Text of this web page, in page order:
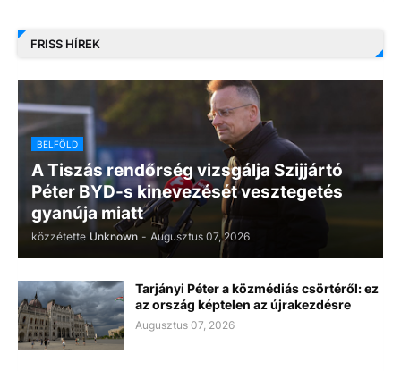
FRISS HÍREK
BELFÖLD
A Tiszás rendőrség vizsgálja Szijjártó
Péter BYD-s kinevezését vesztegetés
gyanúja miatt
közzétette Unknown - Augusztus 07, 2026
Tarjányi Péter a közmédiás csörtéről: ez
az ország képtelen az újrakezdésre
Augusztus 07, 2026